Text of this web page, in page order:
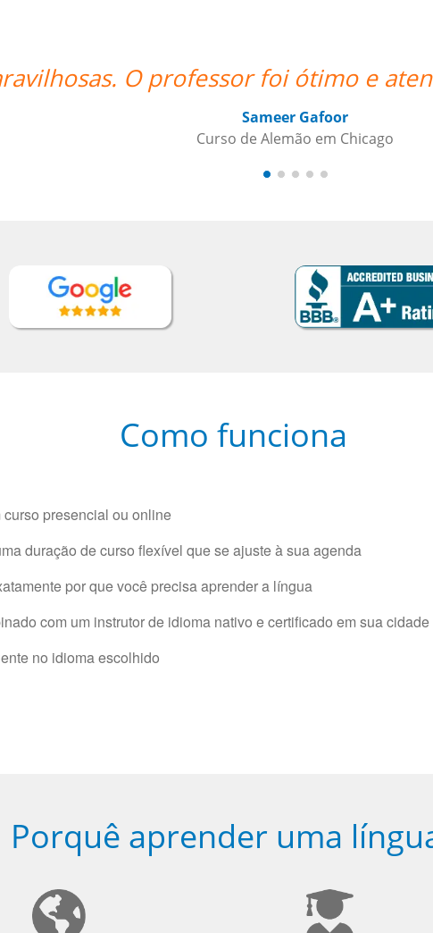
e altamente recomendado.””
Como funciona
curso presencial ou online
duração de curso flexível que se ajuste à sua agenda
por que você precisa aprender a língua
com um instrutor de idioma nativo e certificado em sua
no idioma escolhido
Porquê aprender uma